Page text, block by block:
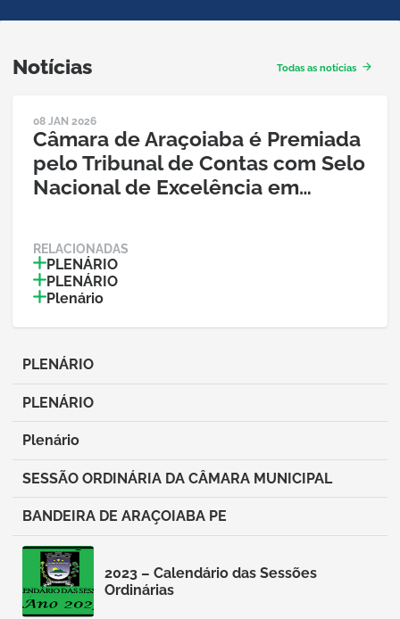
Notícias Todas as notícias
Abrir
postagem:
Câmara
de
Araçoiaba
é
Premiada
Contas
com
Selo
Nacional
de
08 JAN 2026
Câmara de Araçoiaba é Premiada
pelo Tribunal de Contas com Selo
Nacional de Excelência em…
RELACIONADAS
PLENÁRIO
PLENÁRIO
Plenário
Abrir
postagem:
PLENÁRIO
PLENÁRIO
Abrir
postagem:
PLENÁRIO
PLENÁRIO
Abrir
postagem:
Plenário
Plenário
Abrir
postagem:
SESSÃO
ORDINÁRIA
DA
CÂMARA
MUNICIPAL
SESSÃO ORDINÁRIA DA CÂMARA MUNICIPAL
Abrir
postagem:
BANDEIRA
ARAÇOIABA
BANDEIRA DE ARAÇOIABA PE
Abrir
postagem:
2023
2023 – Calendário das Sessões
Ordinárias